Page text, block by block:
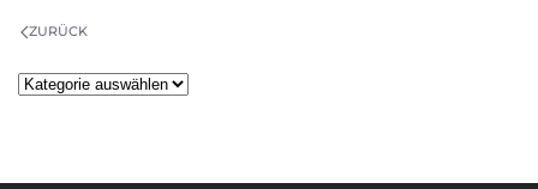
ZURÜCK
Kategorien